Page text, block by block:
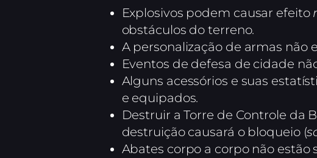
Explosivos podem causar efeito
obstáculos do terreno.
A personalização de armas não
Eventos de defesa de cidade
Alguns acessórios e suas
e equipados.
Destruir a Torre de Controle da
destruição causará o bloqueio (
Abates corpo a corpo não